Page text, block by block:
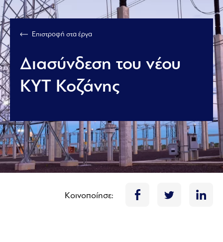
Επιστροφή στα έργα
Διασύνδεση του νέου
ΚΥΤ Κοζάνης
Κοινοποίησε: